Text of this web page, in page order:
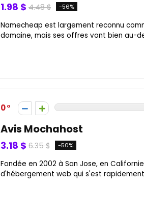
1.98 $ 4.48 $ -56%
Namecheap est largement reconnu
domaine, mais ses offres vont bien au-
0
Avis Mochahost
3.18 $ 6.35 $ -50%
Fondée en 2002 à San Jose, en
d'hébergement web qui s'est